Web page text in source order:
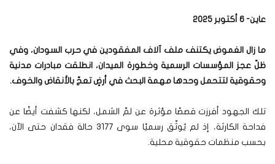
عاين- 6 أكتوبر 2025
ما زال الغموض يكتنف ملف آلاف المفقودين في حرب السودان، وفي
ظلّ عجز المؤسسات الرسمية وخطورة الميدان، انطلقت مبادرات مدنية
وحقوقية لتتحمل وحدها مهمة البحث في أرضٍ تعجّ بالأنقاض والخوف.
تلك الجهود أفرزت قصصًا مؤثرة عن لمّ الشمل، لكنها كشفت أيضًا عن
فداحة الكارثة، إذ لم يُوثّق رسميًا سوى 3177 حالة فقدان حتى الآن،
بحسب منظمات حقوقية محلية.